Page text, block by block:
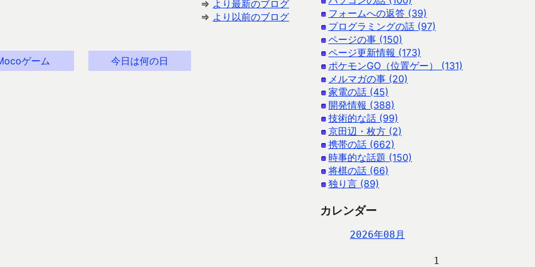
⇒ より最新のブログ
⇒ より以前のブログ
ゲーム 今日は何の日
フォームへの返答 (39)
プログラミングの話 (97)
ページの事 (150)
ページ更新情報 (173)
ポケモンGO（位置ゲー） (131)
メルマガの事 (20)
家電の話 (45)
開発情報 (388)
技術的な話 (99)
京田辺・枚方 (2)
携帯の話 (662)
時事的な話題 (150)
将棋の話 (66)
独り言 (89)
カレンダー
2026年08月
                   1